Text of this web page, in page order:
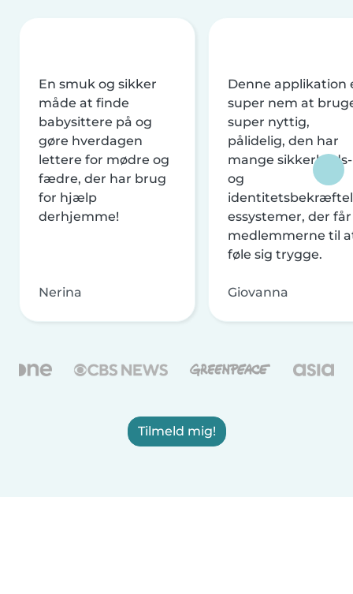
En smuk og sikker
måde at finde
babysittere på og
gøre hverdagen
lettere for mødre og
fædre, der har brug
for hjælp
derhjemme!
Nerina
Denne applikation
super nem at
super nyttig,
pålidelig, den har
mange sikkerheds-
og
essystemer, der får
medlemmerne til
føle sig trygge.
Giovanna
Tilmeld mig!